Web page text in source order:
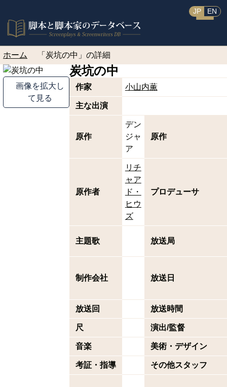
JP EN
ホーム 「炭坑の中」の詳細
画像を拡大し
て見る
炭坑の中
作家 小山内薫
主な出演
原作
デン
ジャ
ア
原作
原作者
リチ
ャア
ド・
ヒウ
ズ
プロデューサ
主題歌 放送局
制作会社 放送日
放送回 放送時間
尺 演出/監督
音楽 美術・デザイン
考証・指導 その他スタッフ